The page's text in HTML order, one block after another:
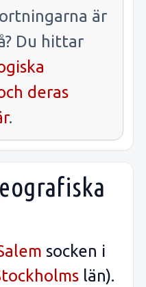
är
Du hittar
deras
.
socken i
län).